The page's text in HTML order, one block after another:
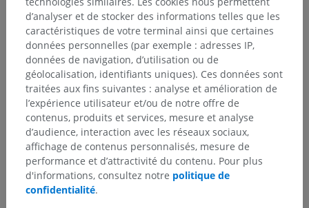
d’analyser et de stocker des informations telles que les
caractéristiques de votre terminal ainsi que certaines
données personnelles (par exemple : adresses IP,
données de navigation, d’utilisation ou de
géolocalisation, identifiants uniques). Ces données sont
traitées aux fins suivantes : analyse et amélioration de
l’expérience utilisateur et/ou de notre offre de
contenus, produits et services, mesure et analyse
d’audience, interaction avec les réseaux sociaux,
affichage de contenus personnalisés, mesure de
performance et d’attractivité du contenu. Pour plus
d'informations, consultez notre politique de
confidentialité.